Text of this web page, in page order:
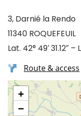
3, Darnié la Rendo
11340 ROQUEFEUIL
Lat. 42° 49′ 31.12″ –
Route & access
+
−